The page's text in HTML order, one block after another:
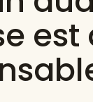
est